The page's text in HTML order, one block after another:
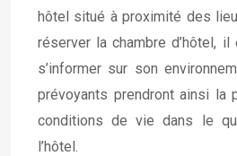
hôtel situé à proximité des
réserver la chambre d’hôtel,
s’informer sur son
prévoyants prendront ainsi la
conditions de vie dans le
l’hôtel.